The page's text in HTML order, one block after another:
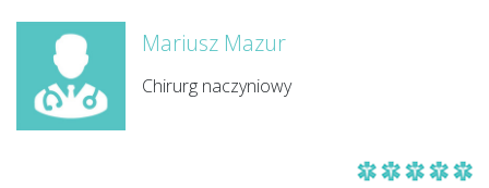
Mariusz Mazur
Chirurg naczyniowy